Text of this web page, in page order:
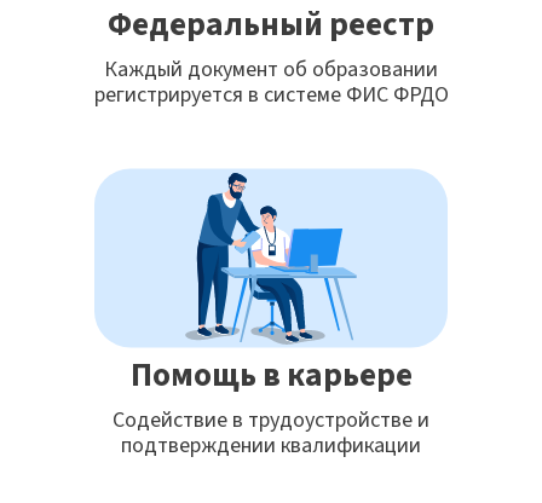
Федеральный реестр
Каждый документ об образовании
регистрируется в системе ФИС ФРДО
Помощь в карьере
Содействие в трудоустройстве и
подтверждении квалификации